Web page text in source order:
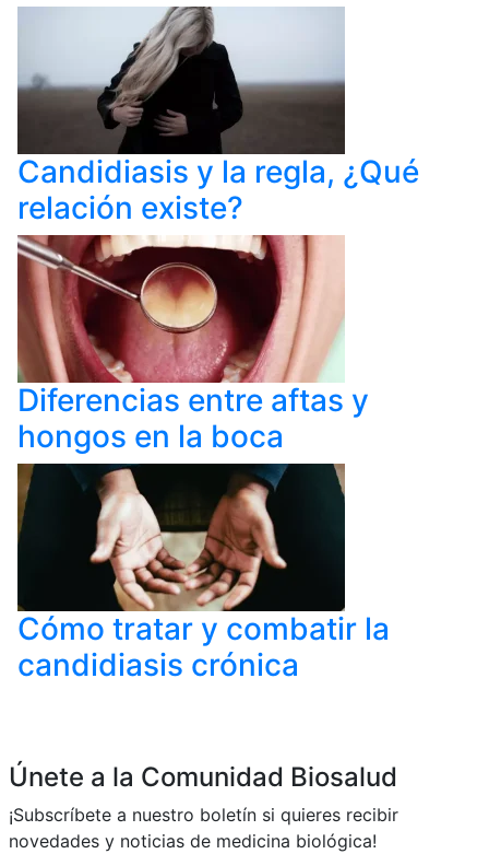
Candidiasis y la regla, ¿Qué
relación existe?
Diferencias entre aftas y
hongos en la boca
Cómo tratar y combatir la
candidiasis crónica
Únete a la Comunidad Biosalud
¡Subscríbete a nuestro boletín si quieres recibir
novedades y noticias de medicina biológica!